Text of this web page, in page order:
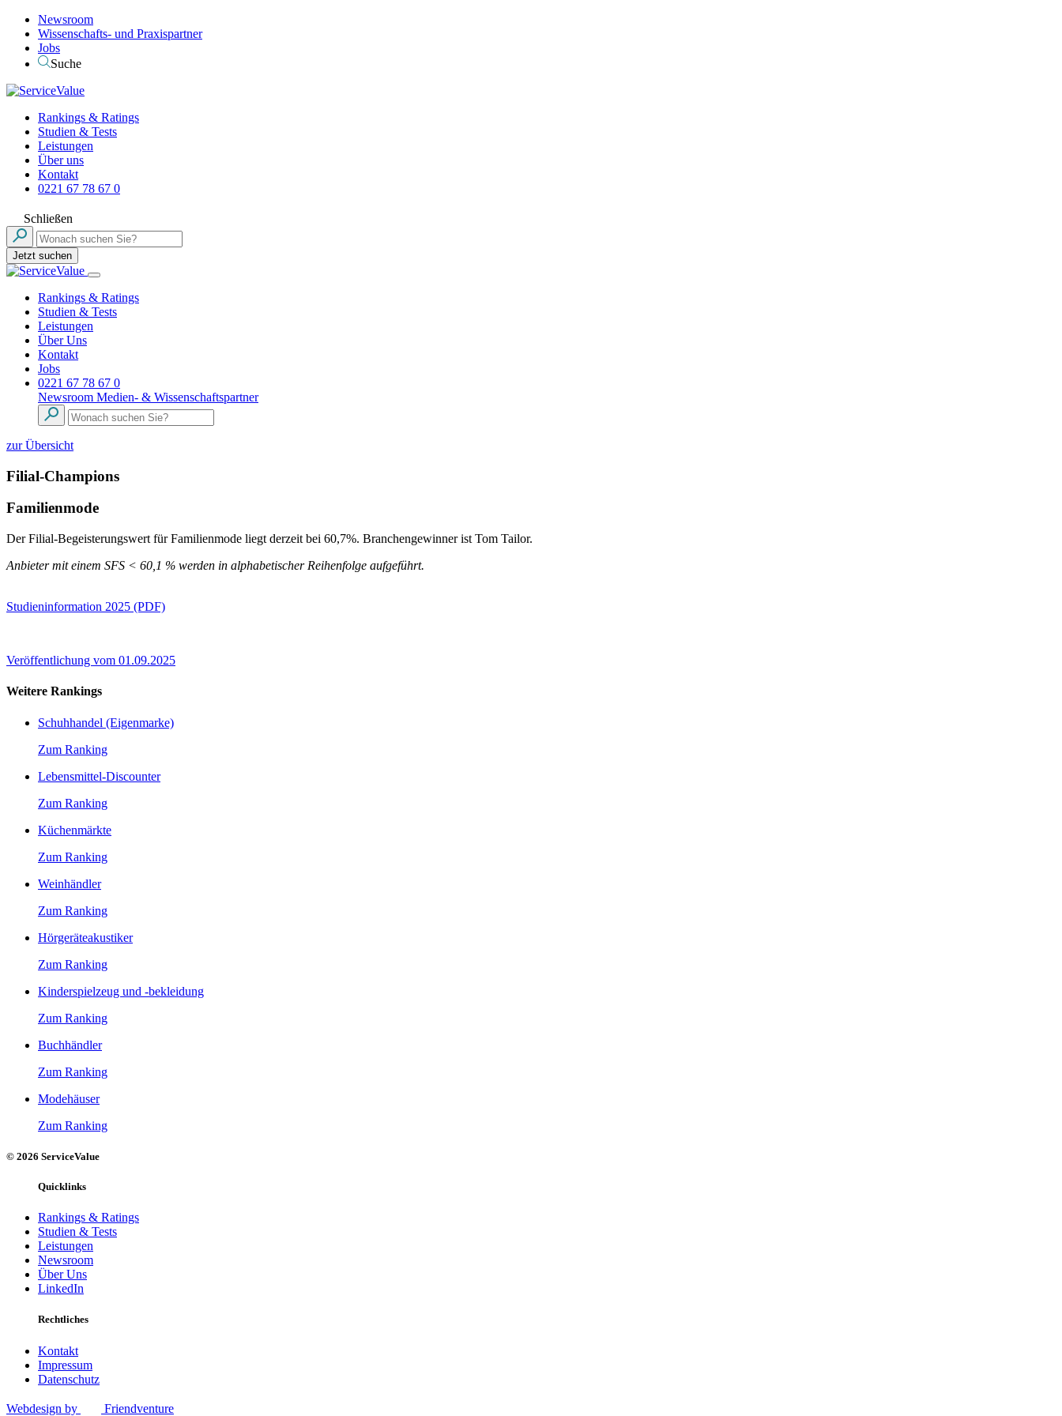
Newsroom
Wissenschafts- und Praxispartner
Jobs
Suche
Rankings & Ratings
Studien & Tests
Leistungen
Über uns
Kontakt
0221 67 78 67 0
Schließen
Jetzt suchen
Rankings & Ratings
Studien & Tests
Leistungen
Über Uns
Kontakt
Jobs
0221 67 78 67 0
Newsroom Medien- & Wissenschaftspartner
zur Übersicht
Filial-Champions
Familienmode
Der Filial-Begeisterungswert für Familienmode liegt derzeit bei 60,7%. Branchengewinner ist Tom Tailor.
Anbieter mit einem SFS < 60,1 % werden in alphabetischer Reihenfolge aufgeführt.
Studieninformation 2025 (PDF)
Veröffentlichung vom 01.09.2025
Weitere Rankings
Schuhhandel (Eigenmarke)
Zum Ranking
Lebensmittel-Discounter
Zum Ranking
Küchenmärkte
Zum Ranking
Weinhändler
Zum Ranking
Hörgeräteakustiker
Zum Ranking
Kinderspielzeug und -bekleidung
Zum Ranking
Buchhändler
Zum Ranking
Modehäuser
Zum Ranking
© 2026 ServiceValue
Quicklinks
Rankings & Ratings
Studien & Tests
Leistungen
Newsroom
Über Uns
LinkedIn
Rechtliches
Kontakt
Impressum
Datenschutz
Webdesign by Friendventure